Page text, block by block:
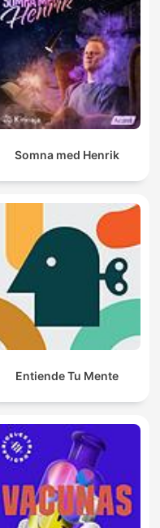
Somna med Henrik
Entiende Tu Mente